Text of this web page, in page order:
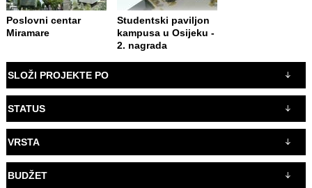
Poslovni centar
Miramare
Studentski paviljon
kampusa u Osijeku -
2. nagrada
SLOŽI PROJEKTE PO
STATUS
VRSTA
BUDŽET